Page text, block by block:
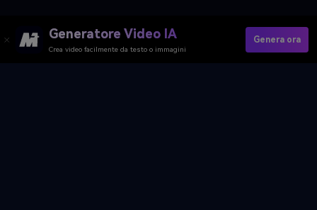
Generatore Video IA
Crea video facilmente da testo o immagini
Genera ora